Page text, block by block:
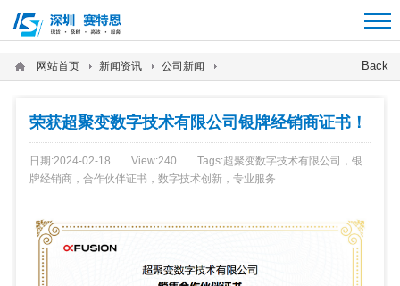
Back
网站首页 新闻资讯 公司新闻
荣获超聚变数字技术有限公司银牌经销商证书！
日期:2024-02-18 View:240 Tags:超聚变数字技术有限公司，银
牌经销商，合作伙伴证书，数字技术创新，专业服务